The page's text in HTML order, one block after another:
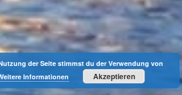
der Seite stimmst du der Verwendung von
Informationen Akzeptieren